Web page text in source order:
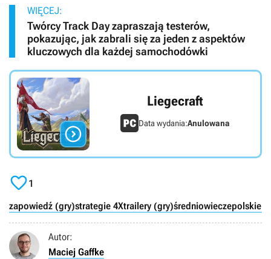
WIĘCEJ:
Twórcy Track Day zapraszają testerów,
pokazując, jak zabrali się za jeden z aspektów
kluczowych dla każdej samochodówki

Liegecraft
Data wydania:Anulowana
1
zapowiedź (gry)strategie 4Xtrailery (gry)średniowieczepolskie
Autor:
Maciej Gaffke